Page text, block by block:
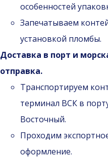
особенностей
Запечатываем
установкой пломбы.
Доставка в порт и
отправка.
Транспортируем
терминал ВСК в
Восточный.
Проходим
оформление.